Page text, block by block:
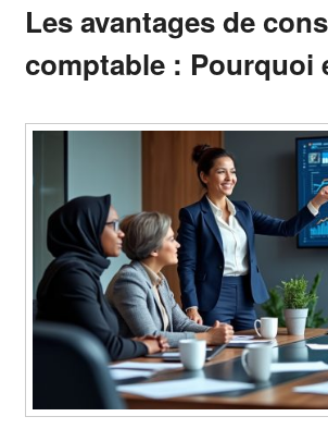
Les avantages de
comptable : Pourquoi